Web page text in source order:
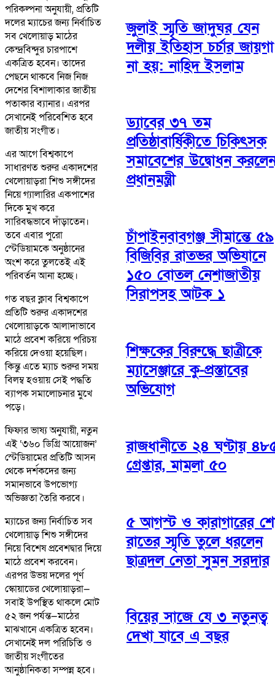
পরিকল্পনা অনুযায়ী, প্রতিটি
দলের ম্যাচের জন্য নির্বাচিত
সব খেলোয়াড় মাঠের
কেন্দ্রবিন্দুর চারপাশে
একত্রিত হবেন। তাদের
পেছনে থাকবে নিজ নিজ
দেশের বিশালাকার জাতীয়
পতাকার ব্যানার। এরপর
সেখানেই পরিবেশিত হবে
জাতীয় সংগীত।
এর আগে বিশ্বকাপে
সাধারণত শুরুর একাদশের
খেলোয়াড়রা শিশু সঙ্গীদের
নিয়ে গ্যালারির একপাশের
দিকে মুখ করে
সারিবদ্ধভাবে দাঁড়াতেন।
তবে এবার পুরো
স্টেডিয়ামকে অনুষ্ঠানের
অংশ করে তুলতেই এই
পরিবর্তন আনা হচ্ছে।
গত বছর ক্লাব বিশ্বকাপে
প্রতিটি শুরুর একাদশের
খেলোয়াড়কে আলাদাভাবে
মাঠে প্রবেশ করিয়ে পরিচয়
করিয়ে দেওয়া হয়েছিল।
কিন্তু এতে ম্যাচ শুরুর সময়
বিলম্ব হওয়ায় সেই পদ্ধতি
ব্যাপক সমালোচনার মুখে
পড়ে।
ফিফার ভাষ্য অনুযায়ী, নতুন
এই ‘৩৬০ ডিগ্রি আয়োজন’
স্টেডিয়ামের প্রতিটি আসন
থেকে দর্শকদের জন্য
সমানভাবে উপভোগ্য
অভিজ্ঞতা তৈরি করবে।
ম্যাচের জন্য নির্বাচিত সব
খেলোয়াড় শিশু সঙ্গীদের
নিয়ে বিশেষ প্রবেশদ্বার দিয়ে
মাঠে প্রবেশ করবেন।
এরপর উভয় দলের পূর্ণ
স্কোয়াডের খেলোয়াড়রা—
সবাই উপস্থিত থাকলে মোট
৫২ জন পর্যন্ত—মাঠের
মাঝখানে একত্রিত হবেন।
সেখানেই দল পরিচিতি ও
জাতীয় সংগীতের
আনুষ্ঠানিকতা সম্পন্ন হবে।
জুলাই স্মৃতি জাদুঘর যেন
দলীয় ইতিহাস চর্চার জায়গা
না হয়: নাহিদ ইসলাম
ড্যাবের ৩৭ তম
প্রতিষ্ঠাবার্ষিকীতে চিকিৎসক
সমাবেশের উদ্বোধন
প্রধানমন্ত্রী
চাঁপাইনবাবগঞ্জ সীমান্তে ৫৯
বিজিবির রাতভর অভিযানে
১৫০ বোতল নেশাজাতীয়
সিরাপসহ আটক ১
শিক্ষকের বিরুদ্ধে ছাত্রীকে
ম্যাসেঞ্জারে কু-প্রস্তাবের
অভিযোগ
রাজধানীতে ২৪ ঘণ্টায়
গ্রেপ্তার, মামলা ৫০
৫ আগস্ট ও কারাগারের
রাতের স্মৃতি তুলে ধরলেন
ছাত্রদল নেতা সুমন সরদার
বিয়ের সাজে যে ৩ নতুনত্ব
দেখা যাবে এ বছর